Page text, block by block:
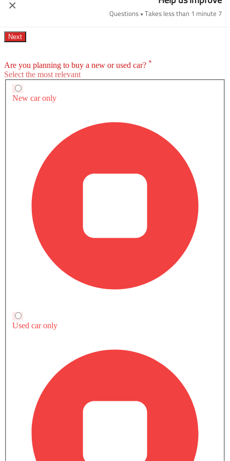
صور خارجية لـ كيه 8
المواصفات والميزات والأسعار.
SAR 158,607
مزايا النسخة الأساسية
بنزين
Automatic
SAR 179,569 السعر المتوقع
7 Questions • Takes less than 1 minute
×